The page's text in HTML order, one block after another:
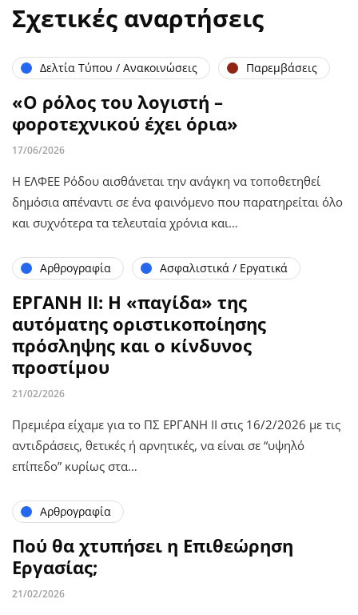
Σχετικές αναρτήσεις
Δελτία Τύπου / Ανακοινώσεις Παρεμβάσεις
«Ο ρόλος του λογιστή –
φοροτεχνικού έχει όρια»
17/06/2026
Η ΕΛΦΕΕ Ρόδου αισθάνεται την ανάγκη να τοποθετηθεί
δημόσια απέναντι σε ένα φαινόμενο που παρατηρείται όλο
και συχνότερα τα τελευταία χρόνια και…
Αρθρογραφία Ασφαλιστικά / Εργατικά
ΕΡΓΑΝΗ ΙΙ: Η «παγίδα» της
αυτόματης οριστικοποίησης
πρόσληψης και ο κίνδυνος
προστίμου
21/02/2026
Πρεμιέρα είχαμε για το ΠΣ ΕΡΓΑΝΗ ΙΙ στις 16/2/2026 με τις
αντιδράσεις, θετικές ή αρνητικές, να είναι σε “υψηλό
επίπεδο” κυρίως στα…
Αρθρογραφία
Πού θα χτυπήσει η Επιθεώρηση
Εργασίας;
21/02/2026